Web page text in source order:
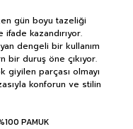
gün boyu tazeliği
kazandırıyor.
dengeli bir kullanım
bir duruş öne çıkıyor.
giyilen parçası olmayı
konforun ve stilin
PAMUK